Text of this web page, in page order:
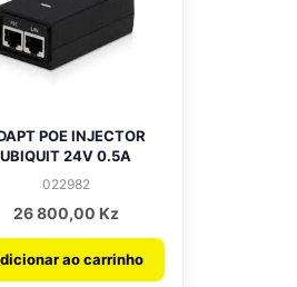
POE INJECTOR
UBIQUIT 24V 0.5A
022982
26 800,00 Kz
ao carrinho